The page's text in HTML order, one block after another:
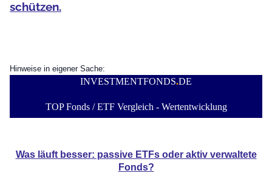
schützen.
Hinweise in eigener Sache:
INVESTMENTFONDS.DE
TOP Fonds / ETF Vergleich - Wertentwicklung
Was läuft besser: passive ETFs oder aktiv verwaltete
Fonds?